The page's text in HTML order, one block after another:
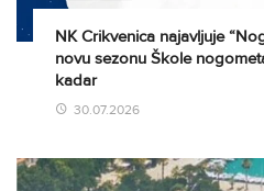
NK Crikvenica najavljuje
novu sezonu Škole
kadar
30.07.2026